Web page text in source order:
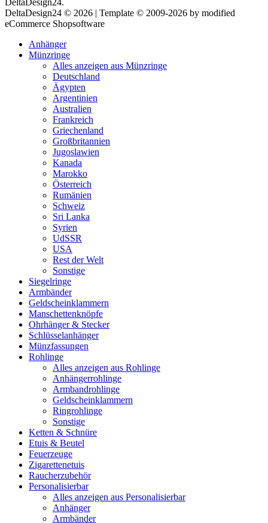
DeltaDesign24 © 2026 | Template © 2009-2026 by modified
eCommerce Shopsoftware
Anhänger
Münzringe
Alles anzeigen aus Münzringe
Deutschland
Ägypten
Argentinien
Australien
Frankreich
Griechenland
Großbritannien
Jugoslawien
Kanada
Marokko
Österreich
Rumänien
Schweiz
Sri Lanka
Syrien
UdSSR
USA
Rest der Welt
Sonstige
Siegelringe
Armbänder
Geldscheinklammern
Manschettenknöpfe
Ohrhänger & Stecker
Schlüsselanhänger
Münzfassungen
Rohlinge
Alles anzeigen aus Rohlinge
Anhängerrohlinge
Armbandrohlinge
Geldscheinklammern
Ringrohlinge
Sonstige
Ketten & Schnüre
Etuis & Beutel
Feuerzeuge
Zigarettenetuis
Raucherzubehör
Personalisierbar
Alles anzeigen aus Personalisierbar
Anhänger
Armbänder